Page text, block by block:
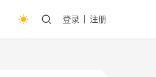
登录 注册